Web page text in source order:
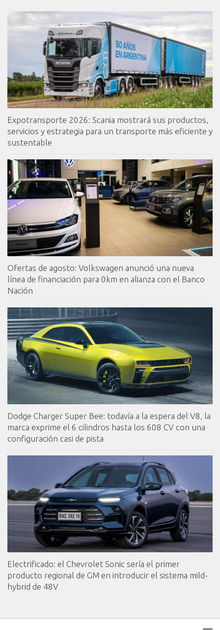
Expotransporte 2026: Scania mostrará sus productos,
servicios y estrategia para un transporte más eficiente y
sustentable
Ofertas de agosto: Volkswagen anunció una nueva
línea de financiación para 0km en alianza con el Banco
Nación
Dodge Charger Super Bee: todavía a la espera del V8, la
marca exprime el 6 cilindros hasta los 608 CV con una
configuración casi de pista
Electrificado: el Chevrolet Sonic sería el primer
producto regional de GM en introducir el sistema mild-
hybrid de 48V